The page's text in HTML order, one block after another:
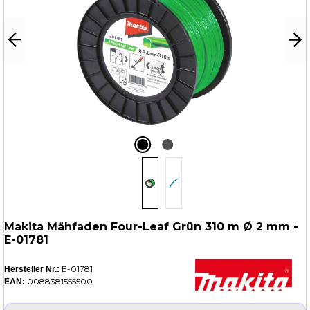
Makita Mähfaden Four-Leaf Grün 310 m Ø 2 mm -
E-01781
Hersteller Nr.: E-01781
EAN: 0088381555500